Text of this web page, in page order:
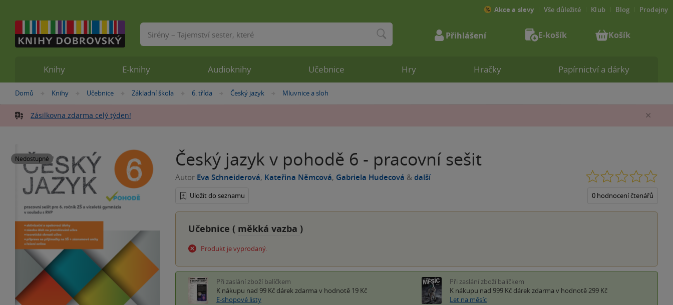
Nacházíte
zde:
Domů »
Knihy »
Učebnice »
Základní škola »
6. třída »
Český jazyk »
Mluvnice a sloh
Zásilkovna zdarma celý týden!
Nedostupné Český jazyk v pohodě 6 - pracovní sešit
Autor Eva Schneiderová, Kateřina Němcová, Gabriela Hudecová & další
Uložit do seznamu 0 hodnocení čtenářů
Učebnice ( měkká vazba )
Produkt je vyprodaný.
Při zaslání zboží balíčkem
K nákupu nad 99 Kč dárek zdarma v hodnotě 19 Kč
E-shopové listy
Při zaslání zboží balíčkem
K nákupu nad 999 Kč dárek zdarma v hodnotě 299 Kč
Let na měsíc
Knihy E-knihy Audioknihy Učebnice Hry Hračky Papírnictví a dárky
Akce a slevy Vše důležité Klub Blog Prodejny
Vyhledávání Přihlášení E-košík Košík